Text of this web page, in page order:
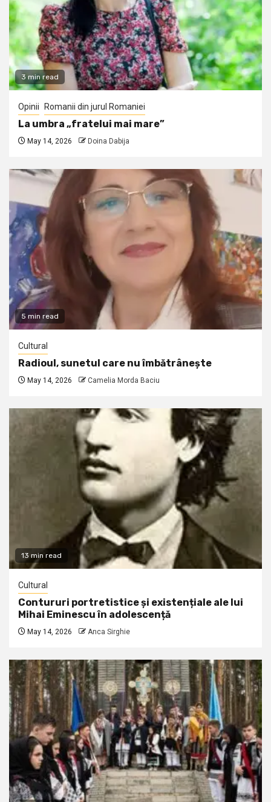
3 min read
Opinii Romanii din jurul Romaniei
La umbra „fratelui mai mare”
May 14, 2026 Doina Dabija
5 min read
Cultural
Radioul, sunetul care nu îmbătrânește
May 14, 2026 Camelia Morda Baciu
13 min read
Cultural
Contururi portretistice și existențiale ale lui
Mihai Eminescu în adolescență
May 14, 2026 Anca Sirghie